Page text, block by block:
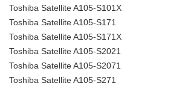
Toshiba Satellite A105-S101X
Toshiba Satellite A105-S171
Toshiba Satellite A105-S171X
Toshiba Satellite A105-S2021
Toshiba Satellite A105-S2071
Toshiba Satellite A105-S271